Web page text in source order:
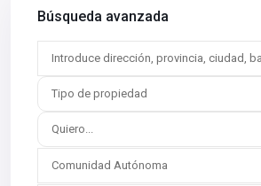
Búsqueda avanzada
Tipo de propiedad
Quiero...
Comunidad Autónoma